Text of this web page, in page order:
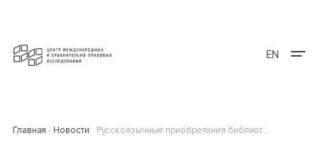
EN
Главная Новости Русскоязычные приобретения библиотеки Центра